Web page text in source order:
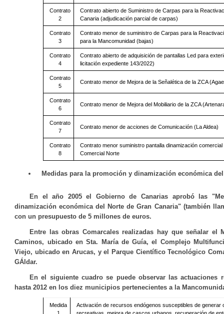
Contrato
2
Contrato abierto de Suministro de Carpas para la
Canaria (adjudicación parcial de carpas)
Contrato
3
Contrato menor de suministro de Carpas para la
para la Mancomunidad (bajas)
Contrato
4
Contrato abierto de adquisición de pantallas Led para
licitación expediente 143/2022)
Contrato
5
Contrato menor de Mejora de la Señalética de la ZCA
Contrato
6
Contrato menor de Mejora del Mobiliario de la ZCA
Contrato
7
Contrato menor de acciones de Comunicación (La Aldea)
Contrato
8
Contrato menor suministro pantalla dinamización
Comercial Norte
Medidas para la promoción y dinamización económica
En el año 2005 el Gobierno de Canarias aprobó las
dinamización económica del Norte de Gran Canaria" (también
con un presupuesto de5 millones de euros.
Entre las obras Comarcales realizadas hay que señalar el
Caminos, ubicado en Sta. María de Guía, el Complejo
Viejo, ubicado en Arucas, y el Parque Científico Tecnológico
GÁldar.
En el siguiente cuadro se puede observar las actuaciones
hasta 2012 en los diez municipios pertenecientes a la
Medida
Activación de recursos endógenos susceptibles de